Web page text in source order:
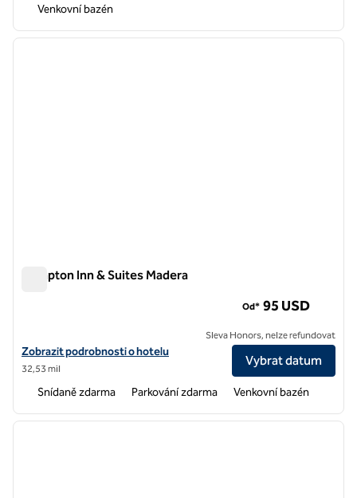
Venkovní bazén
1 z 12
další
Hampton Inn & Suites Madera
Zobrazit podrobnosti o hotelu Hampton Inn & Suites Madera
Zobrazit podrobnosti o hotelu
32,53 mil
Od* 95 USD
Sleva Honors, nelze refundovat
Vybrat datum
Snídaně zdarma Parkování zdarma Venkovní bazén
1 z 11
další